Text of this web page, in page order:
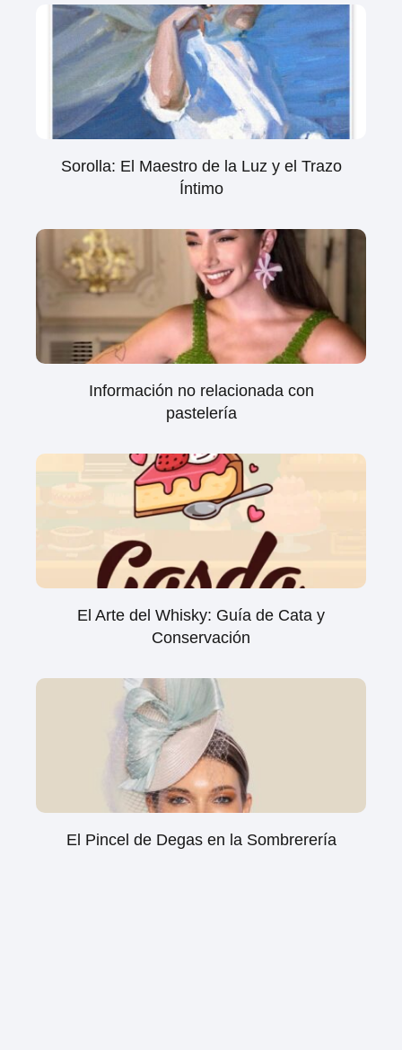
Sorolla: El Maestro de la Luz y el Trazo
Íntimo
Información no relacionada con
pastelería
El Arte del Whisky: Guía de Cata y
Conservación
El Pincel de Degas en la Sombrerería